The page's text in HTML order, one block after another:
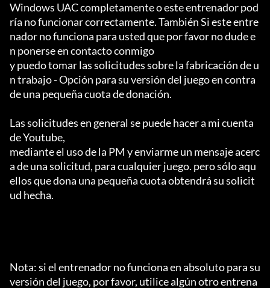
Windows UAC completamente o este entrenador pod
ría no funcionar correctamente. También Si este entre
nador no funciona para usted que por favor no dude e
n ponerse en contacto conmigo
y puedo tomar las solicitudes sobre la fabricación de u
n trabajo - Opción para su versión del juego en contra
de una pequeña cuota de donación.
Las solicitudes en general se puede hacer a mi cuenta
de Youtube,
mediante el uso de la PM y enviarme un mensaje acerc
a de una solicitud, para cualquier juego. pero sólo aqu
ellos que dona una pequeña cuota obtendrá su solicit
ud hecha.
Nota: si el entrenador no funciona en absoluto para su
versión del juego, por favor, utilice algún otro entrena